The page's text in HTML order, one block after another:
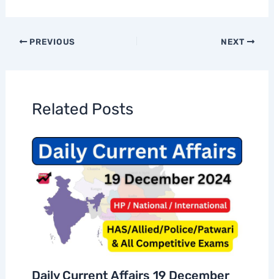
PREVIOUS NEXT
Related Posts
Daily Current Affairs 19 December